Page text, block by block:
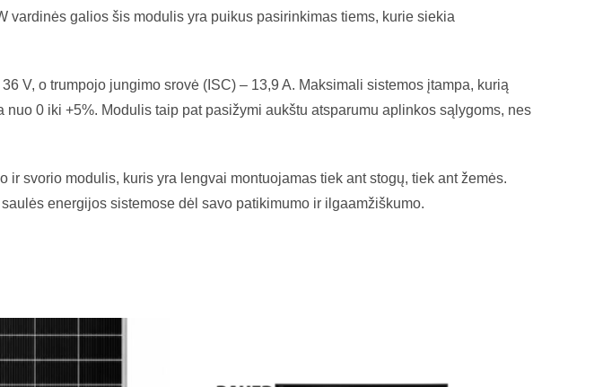
galios šis modulis yra puikus pasirinkimas tiems, kurie siekia
V, o trumpojo jungimo srovė (ISC) – 13,9 A. Maksimali sistemos įtampa, kurią
0 iki +5%. Modulis taip pat pasižymi aukštu atsparumu aplinkos sąlygoms, nes
svorio modulis, kuris yra lengvai montuojamas tiek ant stogų, tiek ant žemės.
energijos sistemose dėl savo patikimumo ir ilgaamžiškumo.